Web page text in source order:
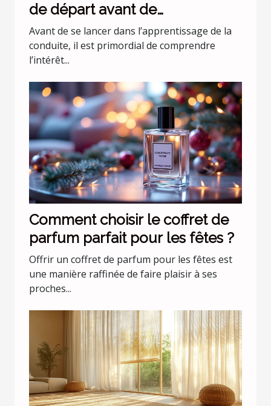
de départ avant de
commencer les leçons de
conduite
Avant de se lancer dans l’apprentissage de la
conduite, il est primordial de comprendre
l’intérêt...
Comment choisir le coffret de
parfum parfait pour les fêtes ?
Offrir un coffret de parfum pour les fêtes est
une manière raffinée de faire plaisir à ses
proches...